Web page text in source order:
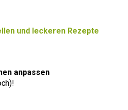
und leckeren Rezepte
anpassen